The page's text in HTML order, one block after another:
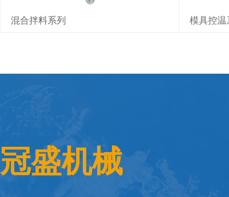
混合拌料系列 模具控温
冠盛机械